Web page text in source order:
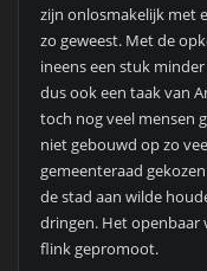
zijn onlosmakelijk met
zo geweest. Met de
ineens een stuk
dus ook een taak van
toch nog veel mensen
niet gebouwd op zo
gemeenteraad
de stad aan wilde
dringen. Het openbaar
flink gepromoot.